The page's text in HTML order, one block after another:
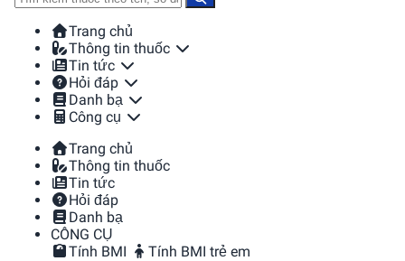
Trang chủ
Thông tin thuốc
Tin tức
Hỏi đáp
Danh bạ
Công cụ
Trang chủ
Thông tin thuốc
Tin tức
Hỏi đáp
Danh bạ
CÔNG CỤ
Tính BMI
Tính BMI trẻ em